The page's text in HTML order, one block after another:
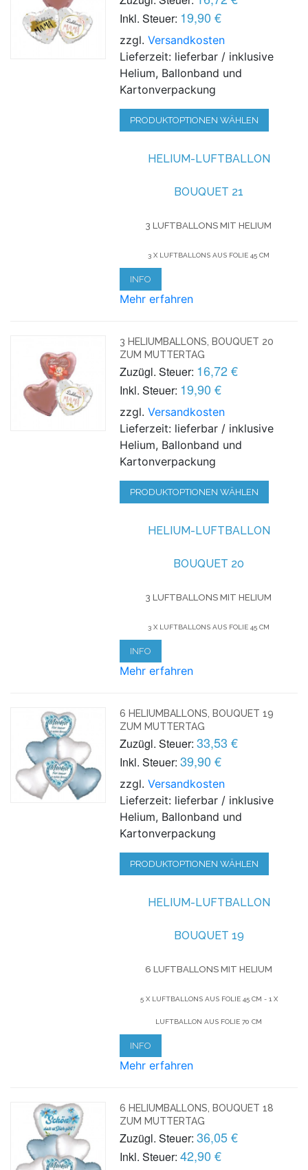
Inkl. Steuer: 19,90 €
zzgl.Versandkosten
Lieferzeit: lieferbar / inklusive
Helium, Ballonband und
Kartonverpackung
PRODUKTOPTIONEN WÄHLEN
HELIUM-LUFTBALLON
BOUQUET 21
3 LUFTBALLONS MIT HELIUM
3 X LUFTBALLONS AUS FOLIE 45 CM
INFO
Mehr erfahren
3 HELIUMBALLONS, BOUQUET 20
ZUM MUTTERTAG
Zuzügl. Steuer: 16,72 €
Inkl. Steuer: 19,90 €
zzgl.Versandkosten
Lieferzeit: lieferbar / inklusive
Helium, Ballonband und
Kartonverpackung
PRODUKTOPTIONEN WÄHLEN
HELIUM-LUFTBALLON
BOUQUET 20
3 LUFTBALLONS MIT HELIUM
3 X LUFTBALLONS AUS FOLIE 45 CM
INFO
Mehr erfahren
6 HELIUMBALLONS, BOUQUET 19
ZUM MUTTERTAG
Zuzügl. Steuer: 33,53 €
Inkl. Steuer: 39,90 €
zzgl.Versandkosten
Lieferzeit: lieferbar / inklusive
Helium, Ballonband und
Kartonverpackung
PRODUKTOPTIONEN WÄHLEN
HELIUM-LUFTBALLON
BOUQUET 19
6 LUFTBALLONS MIT HELIUM
5 X LUFTBALLONS AUS FOLIE 45 CM - 1 X
LUFTBALLON AUS FOLIE 70 CM
INFO
Mehr erfahren
6 HELIUMBALLONS, BOUQUET 18
ZUM MUTTERTAG
Zuzügl. Steuer: 36,05 €
Inkl. Steuer: 42,90 €